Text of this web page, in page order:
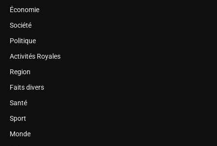
Économie
Société
Politique
Activités Royales
Region
Faits divers
Santé
Sport
Monde